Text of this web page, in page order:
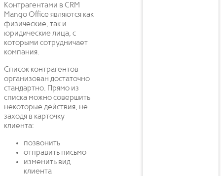
Контрагентами в CRM
Mango Office являются как
физические, так и
юридические лица, с
которыми сотрудничает
компания.
Список контрагентов
организован достаточно
стандартно. Прямо из
списка можно совершить
некоторые действия, не
заходя в карточку
клиента:
позвонить
отправить письмо
изменить вид
клиента